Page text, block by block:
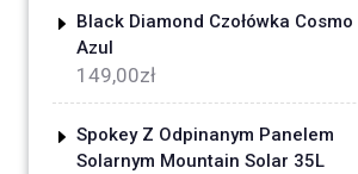
Black Diamond Czołówka Cosmo
Azul
149,00zł
Spokey Z Odpinanym Panelem
Solarnym Mountain Solar 35L